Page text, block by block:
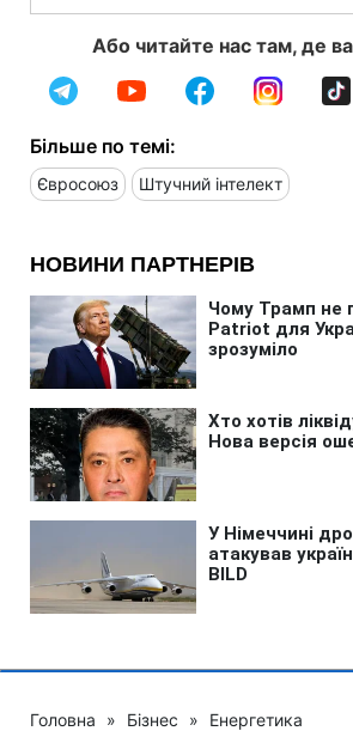
Або читайте нас там, де
Більше по темі:
Євросоюз Штучний інтелект
Головна » Бізнес » Енергетика